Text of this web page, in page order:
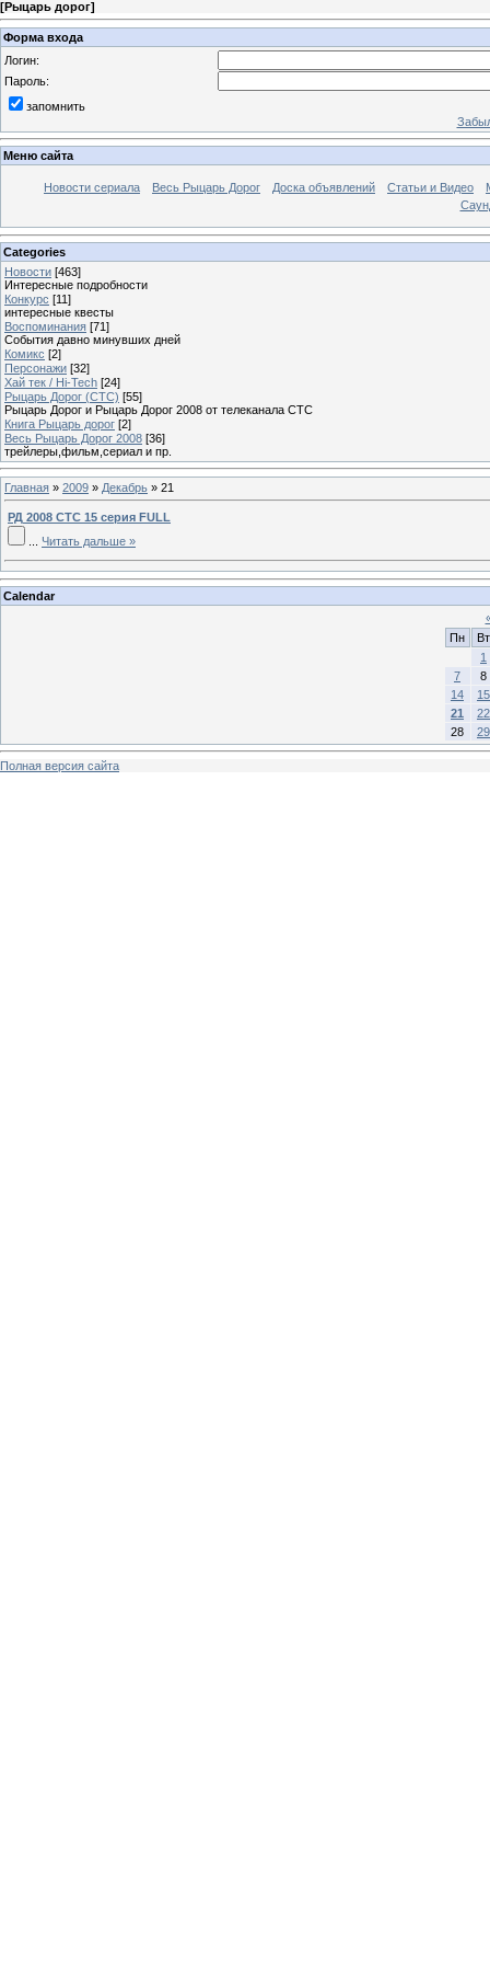
[Рыцарь дорог]
Форма входа
Логин:
Пароль:
запомнить
Меню сайта
Новости сериала Весь Рыцарь Дорог Доска объявлений Статьи и Видео
Categories
Новости [463]
Интересные подробности
Конкурс [11]
интересные квесты
Воспоминания [71]
События давно минувших дней
Комикс [2]
Персонажи [32]
Хай тек / Hi-Tech [24]
Рыцарь Дорог (СТС) [55]
Рыцарь Дорог и Рыцарь Дорог 2008 от телеканала СТС
Книга Рыцарь дорог [2]
Весь Рыцарь Дорог 2008 [36]
трейлеры,фильм,сериал и пр.
Главная » 2009 » Декабрь » 21
РД 2008 СТС 15 серия FULL
Читать дальше »
Calendar
Пн
Вт
1
7
8
14
15
21
22
28
29
Полная версия сайта